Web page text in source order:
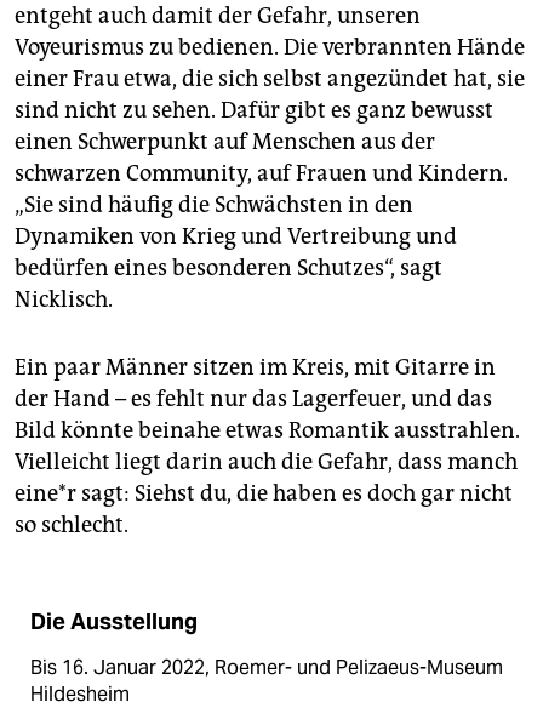
entgeht auch damit der Gefahr, unseren
Voyeurismus zu bedienen. Die verbrannten Hände
einer Frau etwa, die sich selbst angezündet hat, sie
sind nicht zu sehen. Dafür gibt es ganz bewusst
einen Schwerpunkt auf Menschen aus der
schwarzen Community, auf Frauen und Kindern.
„Sie sind häufig die Schwächsten in den
Dynamiken von Krieg und Vertreibung und
bedürfen eines besonderen Schutzes“, sagt
Nicklisch.
Ein paar Männer sitzen im Kreis, mit Gitarre in
der Hand – es fehlt nur das Lagerfeuer, und das
Bild könnte beinahe etwas Romantik ausstrahlen.
Vielleicht liegt darin auch die Gefahr, dass manch
ei­ne*r sagt: Siehst du, die haben es doch gar nicht
so schlecht.
Die Ausstellung
Bis 16. Januar 2022, Roemer- und Pelizaeus-Museum
Hildesheim